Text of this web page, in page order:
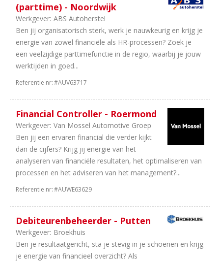
(parttime) - Noordwijk
Werkgever: ABS Autoherstel
Ben jij organisatorisch sterk, werk je nauwkeurig en krijg je
energie van zowel financiële als HR-processen? Zoek je
een veelzijdige parttimefunctie in de regio, waarbij je jouw
werktijden in goed...
Referentie nr:#AUV63717
Financial Controller - Roermond
Werkgever: Van Mossel Automotive Groep
Ben jij een ervaren financial die verder kijkt
dan de cijfers? Krijg jij energie van het
analyseren van financiële resultaten, het optimaliseren van
processen en het adviseren van het management?...
Referentie nr:#AUWE63629
Debiteurenbeheerder - Putten
Werkgever: Broekhuis
Ben je resultaatgericht, sta je stevig in je schoenen en krijg
je energie van financieel overzicht? Als